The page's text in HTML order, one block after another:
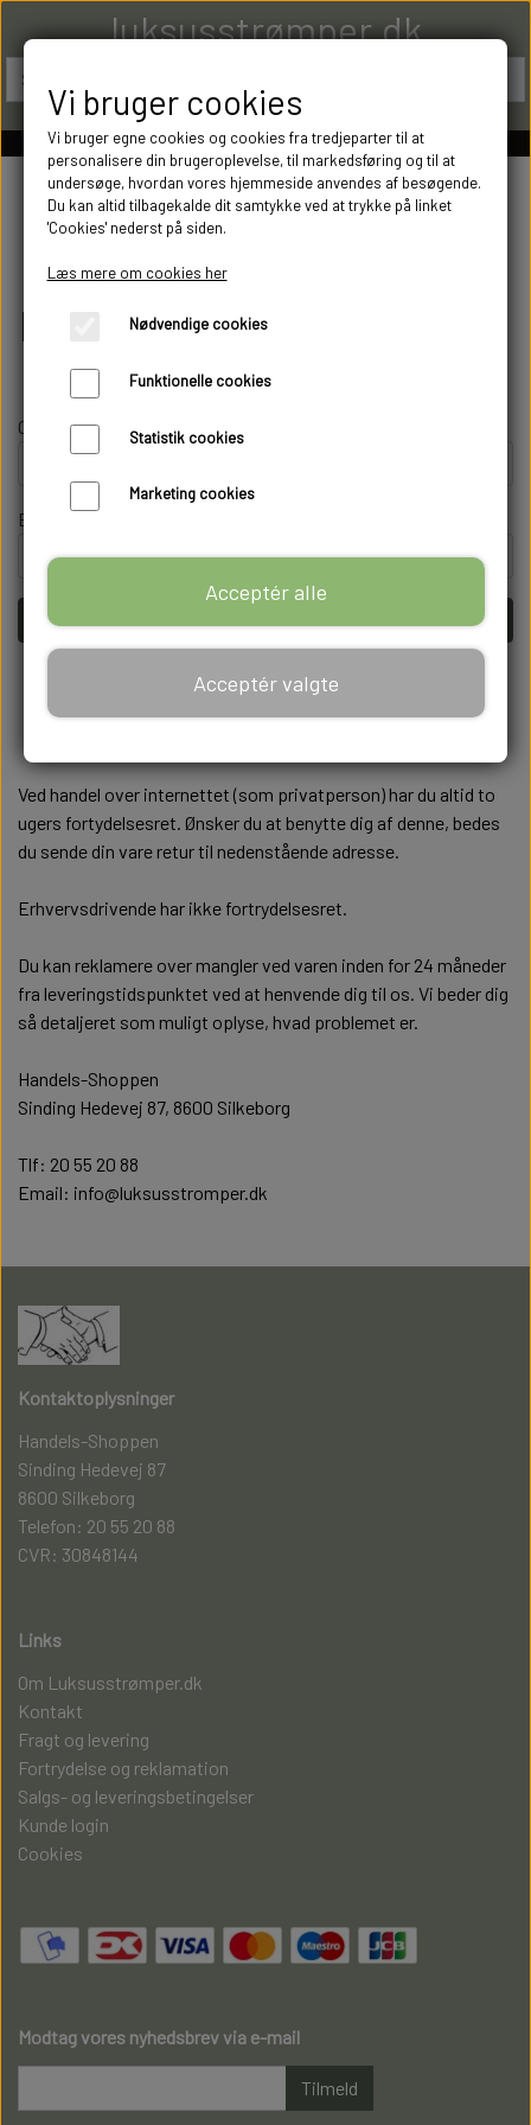
luksusstrømper.dk
Fortrydelse og
reklamation
Ordrenummer *
E-mail *
Ved handel over internettet (som privatperson) har du altid to
ugers fortydelsesret. Ønsker du at benytte dig af denne, bedes
du sende din vare retur til nedenstående adresse.
Erhvervsdrivende har ikke fortrydelsesret.
Du kan reklamere over mangler ved varen inden for 24 måneder
fra leveringstidspunktet ved at henvende dig til os. Vi beder dig
så detaljeret som muligt oplyse, hvad problemet er.
Handels-Shoppen
Sinding Hedevej 87, 8600 Silkeborg
Tlf: 20 55 20 88
Email: info@luksusstromper.dk
Kontaktoplysninger
Handels-Shoppen
Sinding Hedevej 87
8600 Silkeborg
Telefon: 20 55 20 88
CVR: 30848144
Links
Om Luksusstrømper.dk
Kontakt
Fragt og levering
Fortrydelse og reklamation
Salgs- og leveringsbetingelser
Kunde login
Cookies
Modtag vores nyhedsbrev via e-mail
Tilmeld
Vi bruger cookies
Vi bruger egne cookies og cookies fra tredjeparter til at
personalisere din brugeroplevelse, til markedsføring og til at
undersøge, hvordan vores hjemmeside anvendes af besøgende.
Du kan altid tilbagekalde dit samtykke ved at trykke på linket
'Cookies' nederst på siden.
Læs mere om cookies her
Nødvendige cookies
Funktionelle cookies
Statistik cookies
Marketing cookies
Acceptér alle
Acceptér valgte